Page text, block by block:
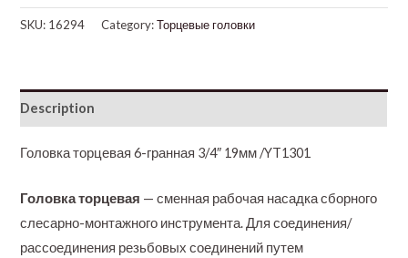
SKU: 16294 Category:Торцевые головки
Description
Головка торцевая 6-гранная 3/4″ 19мм /YT1301
Головка торцевая — сменная рабочая насадка сборного
слесарно-монтажного инструмента. Для соединения/
рассоединения резьбовых соединений путем